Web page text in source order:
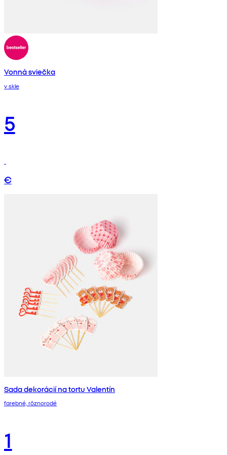
Vonná sviečka
v skle
5
€
Sada dekorácií na tortu Valentín
farebné, rôznorodé
1